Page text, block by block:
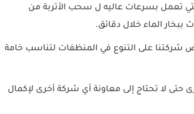
تعمل بسرعات عاليه ل سحب الأتربة من
ببخار الماء خلال دقائق.
شركتنا على التنوع في المنظفات لتناسب خامة
لا تحتاج إلى معاونة أي شركة أخرى لإكمال